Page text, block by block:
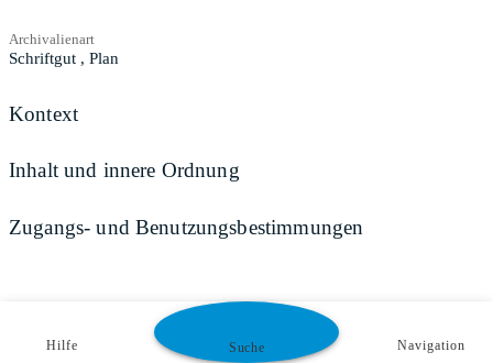
Archivalienart
Schriftgut , Plan
Kontext
Inhalt und innere Ordnung
Zugangs- und Benutzungsbestimmungen
Hilfe Suche Navigation